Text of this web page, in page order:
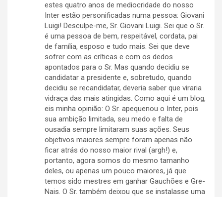
estes quatro anos de mediocridade do nosso
Inter estão personificadas numa pessoa: Giovani
Luigi! Desculpe-me, Sr. Giovani Luigi. Sei que o Sr.
é uma pessoa de bem, respeitável, cordata, pai
de família, esposo e tudo mais. Sei que deve
sofrer com as críticas e com os dedos
apontados para o Sr. Mas quando decidiu se
candidatar a presidente e, sobretudo, quando
decidiu se recandidatar, deveria saber que viraria
vidraça das mais atingidas. Como aqui é um blog,
eis minha opinião: O Sr. apequenou o Inter, pois
sua ambição limitada, seu medo e falta de
ousadia sempre limitaram suas ações. Seus
objetivos maiores sempre foram apenas não
ficar atrás do nosso maior rival (argh!) e,
portanto, agora somos do mesmo tamanho
deles, ou apenas um pouco maiores, já que
temos sido mestres em ganhar Gauchões e Gre-
Nais. O Sr. também deixou que se instalasse uma